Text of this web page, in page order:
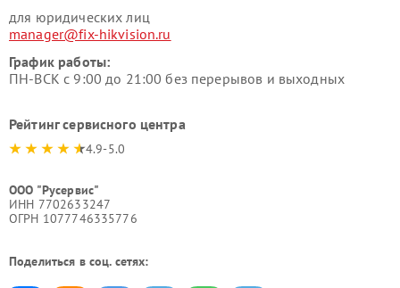
для юридических лиц
manager@fix-hikvision.ru
График работы:
ПН-ВСК с 9:00 до 21:00 без перерывов и выходных
Рейтинг сервисного центра
4.9-5.0
ООО "Русервис"
ИНН 7702633247
ОГРН 1077746335776
Поделиться в соц. сетях: